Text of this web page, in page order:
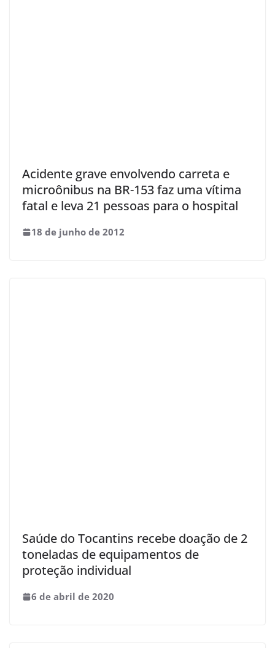
Acidente grave envolvendo carreta e
microônibus na BR-153 faz uma vítima
fatal e leva 21 pessoas para o hospital
18 de junho de 2012
Saúde do Tocantins recebe doação de 2
toneladas de equipamentos de
proteção individual
6 de abril de 2020